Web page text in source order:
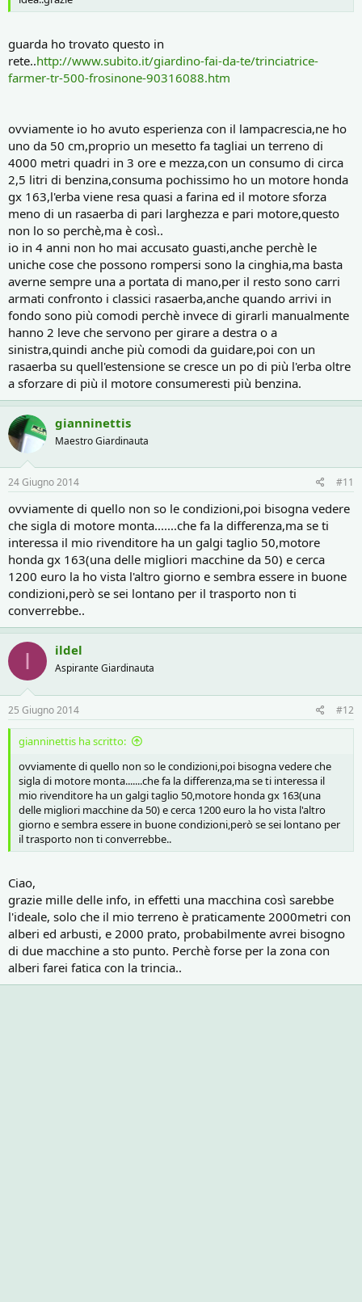
guarda ho trovato questo in
rete..http://www.subito.it/giardino-fai-da-te/trinciatrice-
farmer-tr-500-frosinone-90316088.htm
ovviamente io ho avuto esperienza con il lampacrescia,ne ho
uno da 50 cm,proprio un mesetto fa tagliai un terreno di
4000 metri quadri in 3 ore e mezza,con un consumo di circa
2,5 litri di benzina,consuma pochissimo ho un motore honda
gx 163,l'erba viene resa quasi a farina ed il motore sforza
meno di un rasaerba di pari larghezza e pari motore,questo
non lo so perchè,ma è così..
io in 4 anni non ho mai accusato guasti,anche perchè le
uniche cose che possono rompersi sono la cinghia,ma basta
averne sempre una a portata di mano,per il resto sono carri
armati confronto i classici rasaerba,anche quando arrivi in
fondo sono più comodi perchè invece di girarli manualmente
hanno 2 leve che servono per girare a destra o a
sinistra,quindi anche più comodi da guidare,poi con un
rasaerba su quell'estensione se cresce un po di più l'erba oltre
a sforzare di più il motore consumeresti più benzina.
gianninettis
Maestro Giardinauta
24 Giugno 2014 #11
ovviamente di quello non so le condizioni,poi bisogna vedere
che sigla di motore monta.......che fa la differenza,ma se ti
interessa il mio rivenditore ha un galgi taglio 50,motore
honda gx 163(una delle migliori macchine da 50) e cerca
1200 euro la ho vista l'altro giorno e sembra essere in buone
condizioni,però se sei lontano per il trasporto non ti
converrebbe..
I ildel
Aspirante Giardinauta
25 Giugno 2014 #12
gianninettis ha scritto:
ovviamente di quello non so le condizioni,poi bisogna vedere che
sigla di motore monta.......che fa la differenza,ma se ti interessa il
mio rivenditore ha un galgi taglio 50,motore honda gx 163(una
delle migliori macchine da 50) e cerca 1200 euro la ho vista l'altro
giorno e sembra essere in buone condizioni,però se sei lontano per
il trasporto non ti converrebbe..
Ciao,
grazie mille delle info, in effetti una macchina così sarebbe
l'ideale, solo che il mio terreno è praticamente 2000metri con
alberi ed arbusti, e 2000 prato, probabilmente avrei bisogno
di due macchine a sto punto. Perchè forse per la zona con
alberi farei fatica con la trincia..